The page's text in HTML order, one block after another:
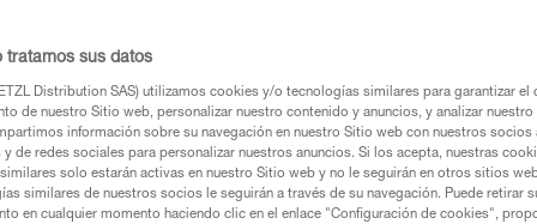
la eficacia teórica de un polipasto y la
ensayos realizados en el laboratorio
tratamos sus datos
Distribution SAS) utilizamos cookies y/o tecnologías similares para garantizar el
de nuestro Sitio web, personalizar nuestro contenido y anuncios, y analizar
información sobre su navegación en nuestro Sitio web con nuestros socios
de redes sociales para personalizar nuestros anuncios. Si los acepta, nuestras
solo estarán activas en nuestro Sitio web y no le seguirán en otros sitios
similares de nuestros socios le seguirán a través de su navegación. Puede retirar
en cualquier momento haciendo clic en el enlace "Configuración de cookies",